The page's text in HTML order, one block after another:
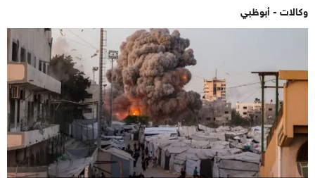
وكالات - أبوظبي